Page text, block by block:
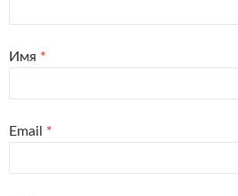
Имя *
Email *